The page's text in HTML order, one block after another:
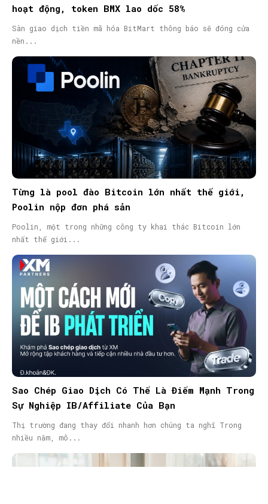
hoạt động, token BMX lao dốc 58%
Sàn giao dịch tiền mã hóa BitMart thông báo sẽ đóng cửa
nền...
Từng là pool đào Bitcoin lớn nhất thế giới,
Poolin nộp đơn phá sản
Poolin, một trong những công ty khai thác Bitcoin lớn
nhất thế giới...
Sao Chép Giao Dịch Có Thể Là Điểm Mạnh Trong
Sự Nghiệp IB/Affiliate Của Bạn
Thị trường đang thay đổi nhanh hơn chúng ta nghĩ Trong
nhiều năm, mô...